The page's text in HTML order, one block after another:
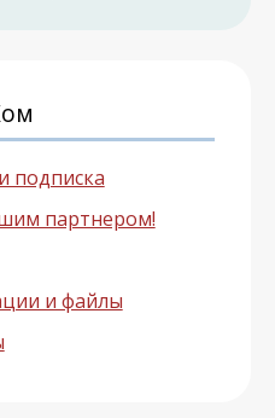
подписка
партнером!
и файлы